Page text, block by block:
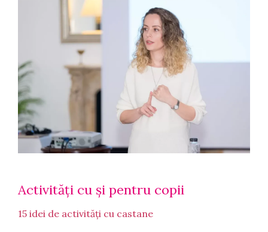
Activități cu și pentru copii
15 idei de activități cu castane